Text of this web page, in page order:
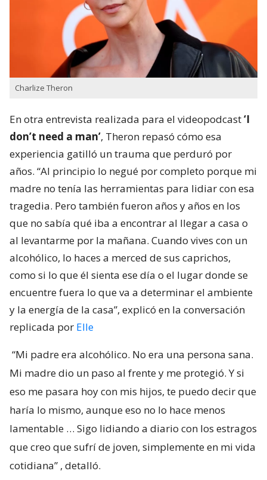
Charlize Theron
En otra entrevista realizada para el videopodcast‘I
don’t need a man’, Theron repasó cómo esa
experiencia gatilló un trauma que perduró por
años. “Al principio lo negué por completo porque mi
madre no tenía las herramientas para lidiar con esa
tragedia. Pero también fueron años y años en los
que no sabía qué iba a encontrar al llegar a casa o
al levantarme por la mañana. Cuando vives con un
alcohólico, lo haces a merced de sus caprichos,
como si lo que él sienta ese día o el lugar donde se
encuentre fuera lo que va a determinar el ambiente
y la energía de la casa”, explicó en la conversación
replicada por Elle
“Mi padre era alcohólico. No era una persona sana.
Mi madre dio un paso al frente y me protegió. Y si
eso me pasara hoy con mis hijos, te puedo decir que
haría lo mismo, aunque eso no lo hace menos
lamentable … Sigo lidiando a diario con los estragos
que creo que sufrí de joven, simplemente en mi vida
cotidiana” , detalló.